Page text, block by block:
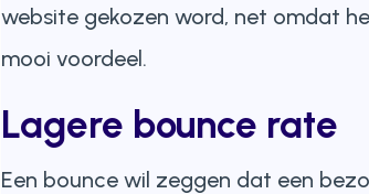
website gekozen word, net omdat
mooi voordeel.
Lagere bounce rate
Een bounce wil zeggen dat een